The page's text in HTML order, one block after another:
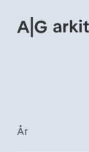
ag-arkitekter
År